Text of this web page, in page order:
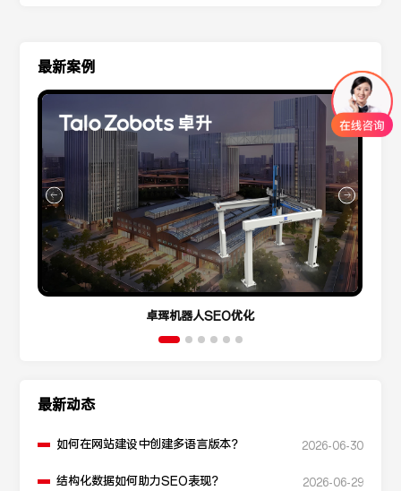
最新案例
卓珲机器人SEO优化
最新动态
如何在网站建设中创建多语言版本？ 2026-06-30
结构化数据如何助力SEO表现？ 2026-06-29